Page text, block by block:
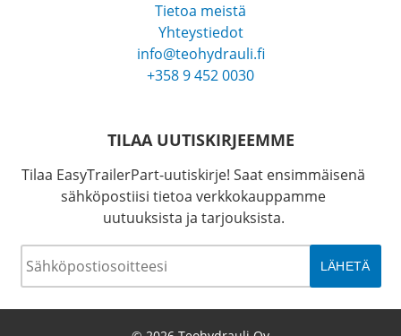
Tietoa meistä
Yhteystiedot
info@teohydrauli.fi
+358 9 452 0030
TILAA UUTISKIRJEEMME
Tilaa EasyTrailerPart-uutiskirje! Saat ensimmäisenä
sähköpostiisi tietoa verkkokauppamme
uutuuksista ja tarjouksista.
Sähköposti *